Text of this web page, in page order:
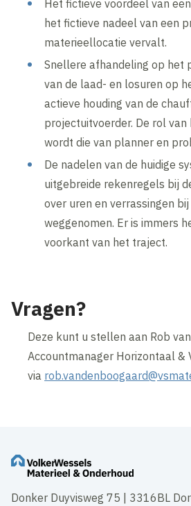
Het fictieve voordeel van
het fictieve nadeel van een
materieellocatie vervalt.
Snellere afhandeling op het
van de laad- en losuren op
actieve houding van de
projectuitvoerder. De rol
wordt die van planner en
De nadelen van de huidige
uitgebreide rekenregels bij
over uren en verrassingen
weggenomen. Er is immers
voorkant van het traject.
Vragen?
Deze kunt u stellen aan Rob
Accountmanager Horizontaal &
via
Donker Duyvisweg 75 | 3316BL